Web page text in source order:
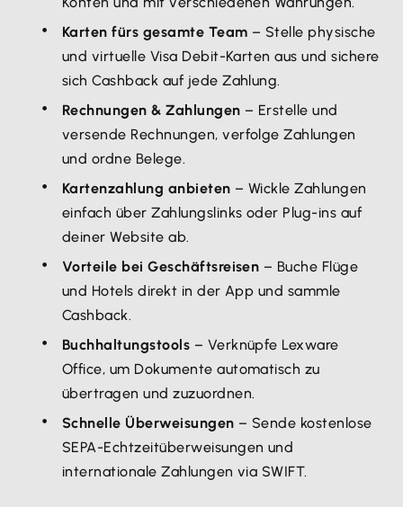
Karten fürs gesamte Team – Stelle physische
und virtuelle Visa Debit-Karten aus und sichere
sich Cashback auf jede Zahlung.
Rechnungen & Zahlungen – Erstelle und
versende Rechnungen, verfolge Zahlungen
und ordne Belege.
Kartenzahlung anbieten – Wickle Zahlungen
einfach über Zahlungslinks oder Plug-ins auf
deiner Website ab.
Vorteile bei Geschäftsreisen – Buche Flüge
und Hotels direkt in der App und sammle
Cashback.
Buchhaltungstools – Verknüpfe Lexware
Office, um Dokumente automatisch zu
übertragen und zuzuordnen.
Schnelle Überweisungen – Sende kostenlose
SEPA-Echtzeitüberweisungen und
internationale Zahlungen via SWIFT.